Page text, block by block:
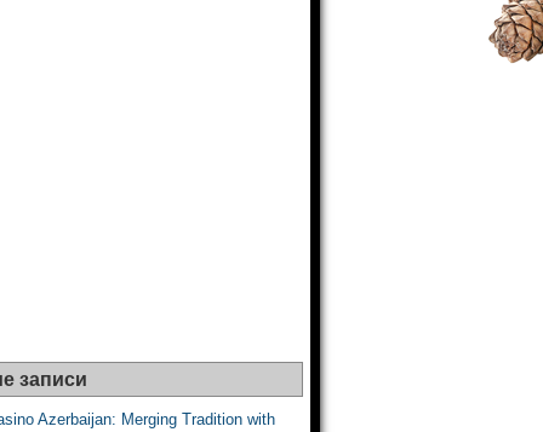
записи
Azerbaijan: Merging Tradition with